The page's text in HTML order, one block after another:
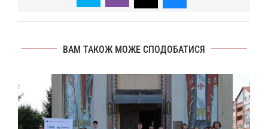
ВАМ ТАКОЖ МОЖЕ СПОДОБАТИСЯ